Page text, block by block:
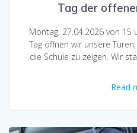
Tag der
Montag, 27.04.2026 von
Tag öffnen wir unsere
die Schule zu zeigen. Wir
Read